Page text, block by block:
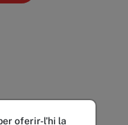
oferir-l'hi la